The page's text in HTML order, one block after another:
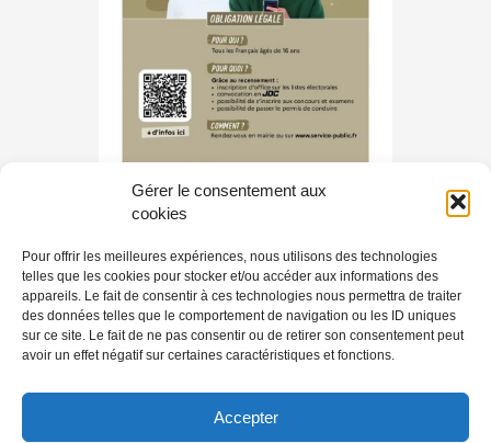
Gérer le consentement aux
cookies
Pour offrir les meilleures expériences, nous utilisons des technologies
telles que les cookies pour stocker et/ou accéder aux informations des
appareils. Le fait de consentir à ces technologies nous permettra de traiter
des données telles que le comportement de navigation ou les ID uniques
sur ce site. Le fait de ne pas consentir ou de retirer son consentement peut
avoir un effet négatif sur certaines caractéristiques et fonctions.
Accepter
Le recensement citoyen
Chaque jeune Français (fille ou garçon) doit faire son
recensement…
Lire la suite